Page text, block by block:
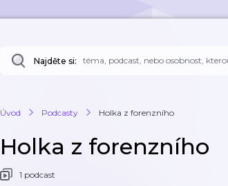
Najděte si:
Úvod Podcasty Holka z forenzního
Holka z forenzního
1 podcast